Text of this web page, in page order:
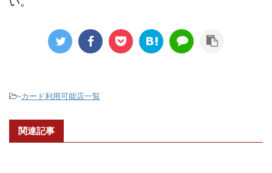
-カード利用可能店一覧
関連記事